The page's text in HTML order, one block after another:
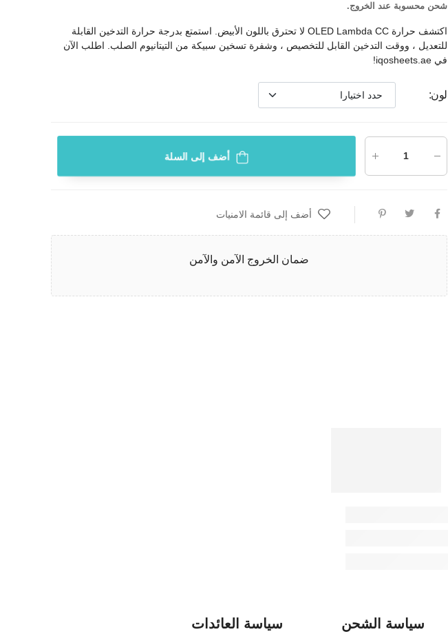
شحن محسوبة عند الخروج.
اكتشف حرارة OLED Lambda CC لا تحترق باللون الأبيض. استمتع بدرجة حرارة التدخين القابلة
للتعديل ، ووقت التدخين القابل للتخصيص ، وشفرة تسخين سبيكة من التيتانيوم الصلب. اطلب الآن
في iqosheets.ae!
لون:
أضف إلى السلة
أضف إلى قائمة الامنيات
ضمان الخروج الآمن والآمن
سياسة الشحن سياسة العائدات